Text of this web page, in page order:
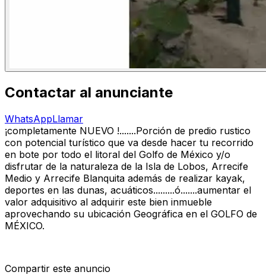
Contactar al anunciante
WhatsAppLlamar
¡completamente NUEVO !.......Porción de predio rustico
con potencial turístico que va desde hacer tu recorrido
en bote por todo el litoral del Golfo de México y/o
disfrutar de la naturaleza de la Isla de Lobos, Arrecife
Medio y Arrecife Blanquita además de realizar kayak,
deportes en las dunas, acuáticos.........ó.......aumentar el
valor adquisitivo al adquirir este bien inmueble
aprovechando su ubicación Geográfica en el GOLFO de
MÉXICO.
Compartir este anuncio